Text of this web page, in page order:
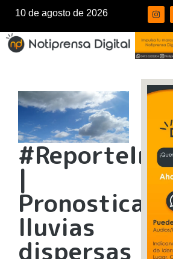
10 de agosto de 2026
|
Pronostican
lluvias
dispersas